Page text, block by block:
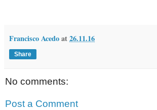
Francisco Acedoat26.11.16
Share
No comments:
Post a Comment